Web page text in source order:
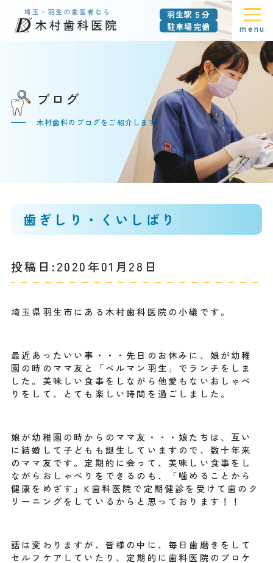
羽生駅５分
駐車場完備
menu
ブログ
木村歯科のブログをご紹介します
歯ぎしり・くいしばり
投稿日:2020年01月28日
埼玉県羽生市にある木村歯科医院の小礒です。
最近あったいい事・・・先日のお休みに、娘が幼稚
園の時のママ友と「ベルマン羽生」でランチをしま
した。美味しい食事をしながら他愛もないおしゃべ
りをして、とても楽しい時間を過ごしました。
娘が幼稚園の時からのママ友・・・娘たちは、互い
に結婚して子どもも誕生していますので、数十年来
のママ友です。定期的に会って、美味しい食事をし
ながらおしゃべりをできるのも、「噛めることから
健康をめざす」K歯科医院で定期健診を受けて歯のク
リーニングをしているからと思っております！！
話は変わりますが、皆様の中に、毎日歯磨きをして
セルフケアしていたり、定期的に歯科医院のプロケ